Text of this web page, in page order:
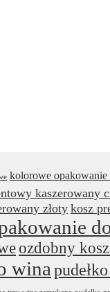
kolorowe
kaszerowany
złotykosz
ozdobny
wina